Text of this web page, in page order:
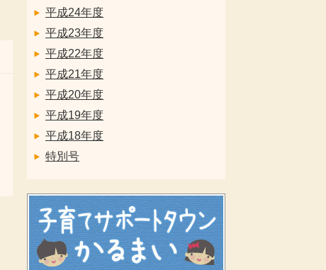
平成24年度
平成23年度
平成22年度
平成21年度
平成20年度
平成19年度
平成18年度
特別号